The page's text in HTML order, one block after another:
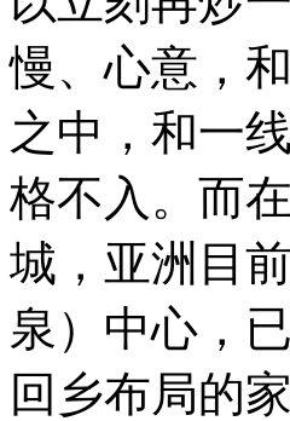
慢、心意，
之中，和一
格不入。而
城，亚洲目
泉）中心，
回乡布局的